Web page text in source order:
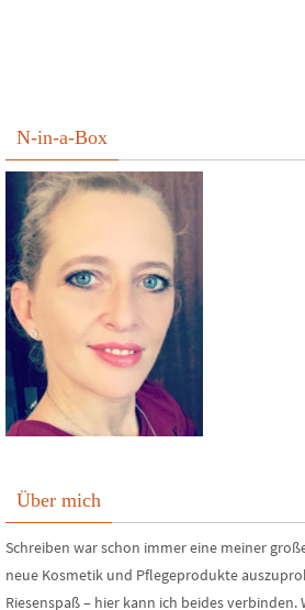
N-in-a-Box
Über mich
Schreiben war schon immer eine meiner
neue Kosmetik und Pflegeprodukte
Riesenspaß – hier kann ich beides verbinden.